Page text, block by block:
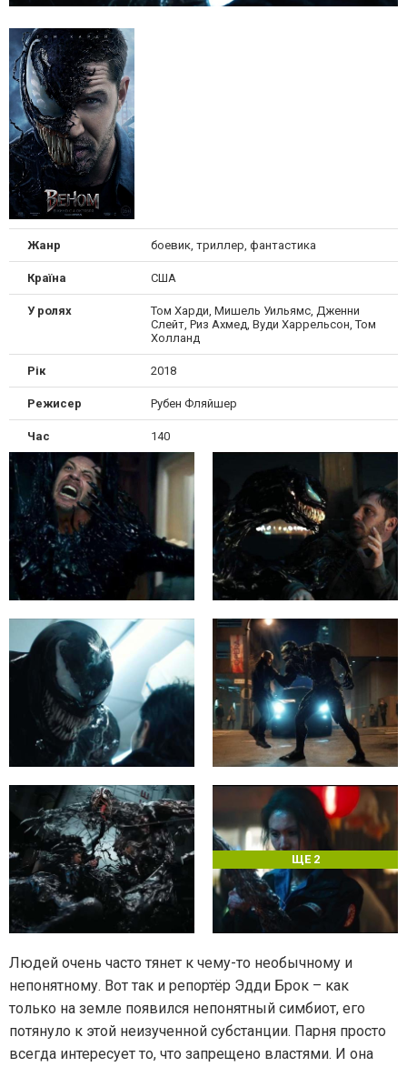
Жанр боевик, триллер, фантастика
Країна США
У ролях
Том Харди, Мишель Уильямс, Дженни
Слейт, Риз Ахмед, Вуди Харрельсон, Том
Холланд
Рік 2018
Режисер Рубен Фляйшер
Час 140
ЩЕ 2
Людей очень часто тянет к чему-то необычному и
непонятному. Вот так и репортёр Эдди Брок – как
только на земле появился непонятный симбиот, его
потянуло к этой неизученной субстанции. Парня просто
всегда интересует то, что запрещено властями. И она